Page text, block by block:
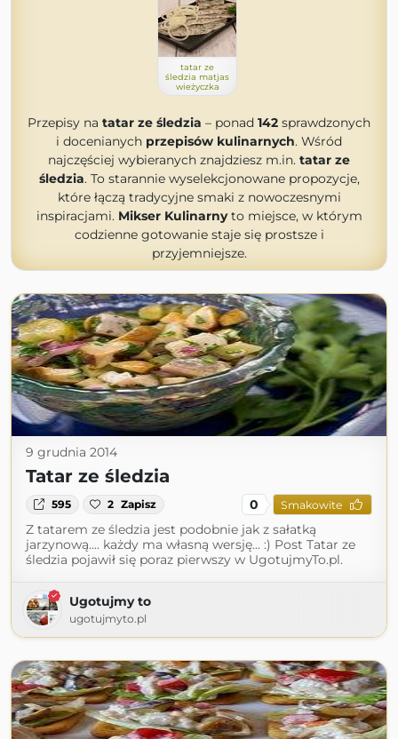
tatar ze
śledzia matjas
wieżyczka
Przepisy na tatar ze śledzia – ponad 142 sprawdzonych
i docenianych przepisów kulinarnych. Wśród
najczęściej wybieranych znajdziesz m.in. tatar ze
śledzia. To starannie wyselekcjonowane propozycje,
które łączą tradycyjne smaki z nowoczesnymi
inspiracjami. Mikser Kulinarnyto miejsce, w którym
codzienne gotowanie staje się prostsze i
przyjemniejsze.
9 grudnia 2014
Tatar ze śledzia
595 2 Zapisz 0 Smakowite
Z tatarem ze śledzia jest podobnie jak z sałatką
jarzynową.... każdy ma własną wersję... :) Post Tatar ze
śledzia pojawił się poraz pierwszy w UgotujmyTo.pl.
Ugotujmy to
ugotujmyto.pl